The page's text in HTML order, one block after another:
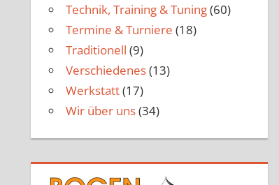
Technik, Training & Tuning(60)
Termine & Turniere (18)
Traditionell (9)
Verschiedenes(13)
Werkstatt(17)
Wir über uns(34)